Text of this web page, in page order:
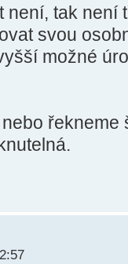
není, tak není
svou
možné
řekneme